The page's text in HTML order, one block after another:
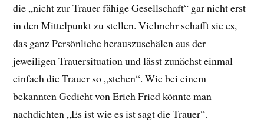
die „nicht zur Trauer fähige Gesellschaft“ gar nicht erst
in den Mittelpunkt zu stellen. Vielmehr schafft sie es,
das ganz Persönliche herauszuschälen aus der
jeweiligen Trauersituation und lässt zunächst einmal
einfach die Trauer so „stehen“. Wie bei einem
bekannten Gedicht von Erich Fried könnte man
nachdichten „Es ist wie es ist sagt die Trauer“.